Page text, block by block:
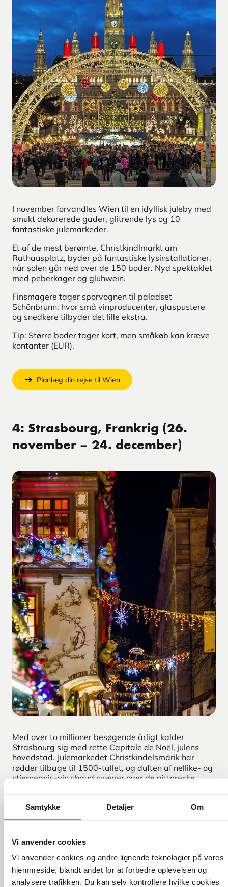
Samtykke Detaljer Om
Vi anvender cookies
Vi anvender cookies og andre lignende teknologier på vores
hjemmeside, blandt andet for at forbedre oplevelsen og
analysere trafikken. Du kan selv kontrollere hvilke cookies
I november forvandles Wien til en idyllisk juleby med
smukt dekorerede gader, glitrende lys og 10
fantastiske julemarkeder.
Et af de mest berømte, Christkindlmarkt am
Rathausplatz, byder på fantastiske lysinstallationer,
når solen går ned over de 150 boder. Nyd spektaklet
med peberkager og glühwein.
Finsmagere tager sporvognen til paladset
Schönbrunn, hvor små vinproducenter, glaspustere
og snedkere tilbyder det lille ekstra.
Tip: Større boder tager kort, men småkøb kan kræve
kontanter (EUR).
Planlæg din rejse til Wien
4: Strasbourg, Frankrig (26.
november – 24. december)
Med over to millioner besøgende årligt kalder
Strasbourg sig med rette Capitale de Noël, julens
hovedstad. Julemarkedet Christkindelsmärik har
rødder tilbage til 1500-tallet, og duften af nellike- og
stjerneanis-vin chaud svæver over de pittoreske
Køb håndværk, dekorationer og lokale delikatesser i
koncentrat.
Tip: Kontanter (EUR) og kort accepteres. Nogle
kortbetalinger kan have minimumsbeløb.